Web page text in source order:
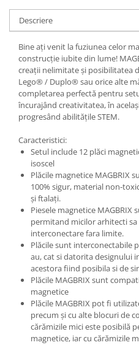
Descriere
Bine ați venit la fuziunea celor
construcție iubite din lume!
creații nelimitate și posibilitatea
Lego® / Duplo® sau orice alte
completarea perfectă pentru
încurajând creativitatea, în
progresând abilitățile STEM.
Caracteristici:
Setul include 12 plăci
isoscel
Plăcile magnetice MAGBRIX
100% sigur, material non-
și ftalați.
Piesele magnetice MAGBRIX
permitand micilor arhitecti
interconectare fara limite.
Plăcile sunt interconectabile
au, cat si datorita designului
acestora fiind posibila si de
Plăcile MAGBRIX sunt
magnetice
Plăcile MAGBRIX pot fi
precum și cu alte blocuri de
cărămizile mici este posibilă
magnetice, iar cu cărămizile